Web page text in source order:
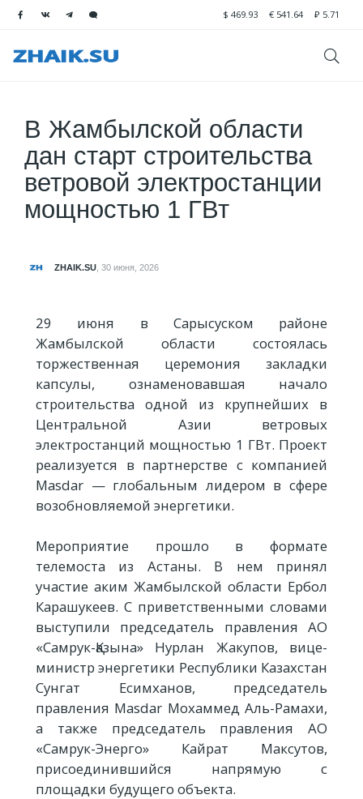
$ 469.93 € 541.64 ₽ 5.71
В Жамбылской области
дан старт строительства
ветровой электростанции
мощностью 1 ГВт
ZHAIK.SU 30 июня, 2026
29 июня в Сарысуском районе
Жамбылской области состоялась
торжественная церемония закладки
капсулы, ознаменовавшая начало
строительства одной из крупнейших в
Центральной Азии ветровых
электростанций мощностью 1 ГВт. Проект
реализуется в партнерстве с компанией
Masdar — глобальным лидером в сфере
возобновляемой энергетики.
Мероприятие прошло в формате
телемоста из Астаны. В нем принял
участие аким Жамбылской области Ербол
Карашукеев. С приветственными словами
выступили председатель правления АО
«Самрук-Қазына» Нурлан Жакупов, вице-
министр энергетики Республики Казахстан
Сунгат Есимханов, председатель
правления Masdar Мохаммед Аль-Рамахи,
а также председатель правления АО
«Самрук-Энерго» Кайрат Максутов,
присоединившийся напрямую с
площадки будущего объекта.